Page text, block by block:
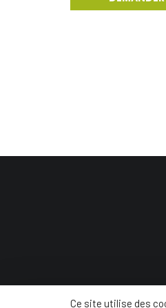
Ce site utilise des